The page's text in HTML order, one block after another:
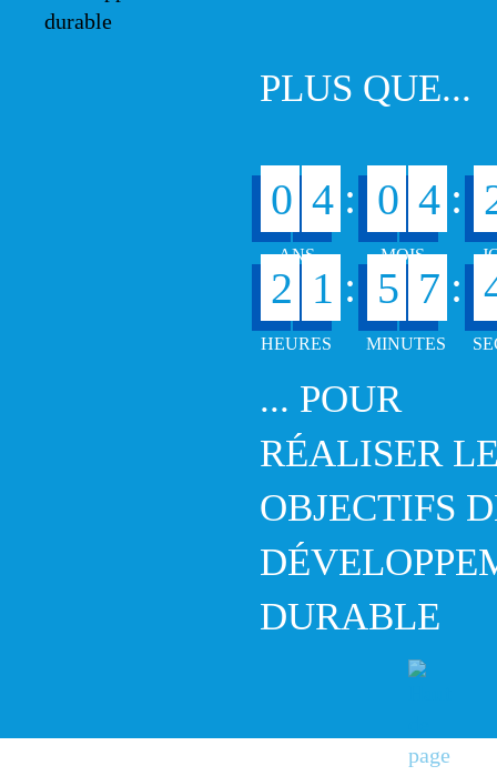
PLUS QUE...
0 4 : 0 4 :
2 1 : 5 7 :
... POUR
RÉALISER
OBJECTIFS
DURABLE